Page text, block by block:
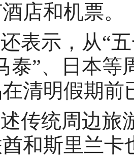
店和机票。
表示，从“
泰”、日本
清明假期前
传统周边旅
和斯里兰